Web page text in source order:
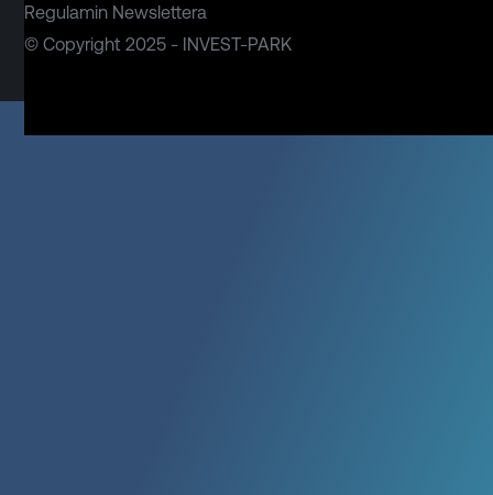
© Copyright 2025 - INVEST-PARK
Regulamin Newslettera